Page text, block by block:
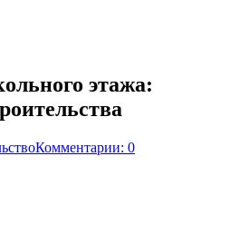
этажа:
Комментарии: 0